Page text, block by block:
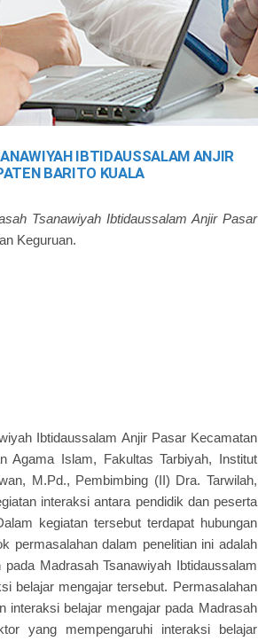
IBTIDAUSSALAM ANJIR
BARITO KUALA
Tsanawiyah Ibtidaussalam Anjir Pasar
Keguruan.
Ibtidaussalam Anjir Pasar Kecamatan
Agama Islam, Fakultas Tarbiyah, Institut
M.Pd., Pembimbing (II) Dra. Tarwilah,
interaksi antara pendidik dan peserta
kegiatan tersebut terdapat hubungan
permasalahan dalam penelitian ini adalah
Madrasah Tsanawiyah Ibtidaussalam
belajar mengajar tersebut. Permasalahan
interaksi belajar mengajar pada Madrasah
yang mempengaruhi interaksi belajar